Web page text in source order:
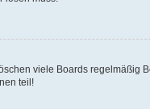
viele Boards regelmäßig
teil!